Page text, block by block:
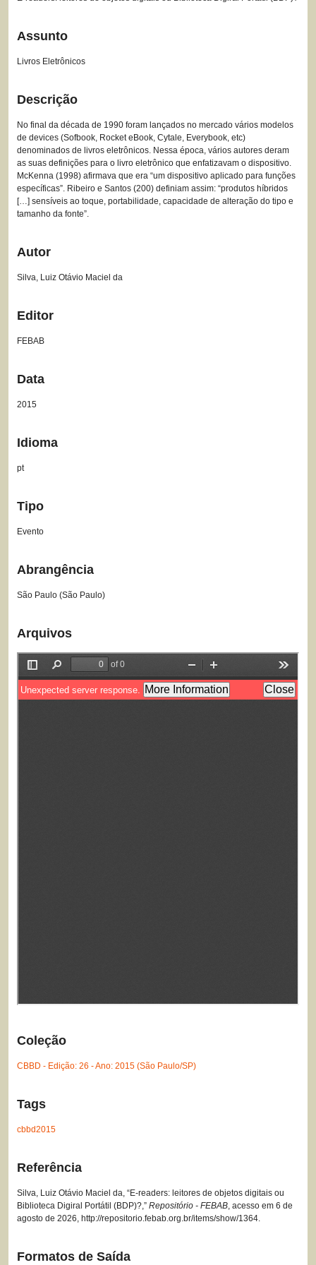
Assunto
Livros Eletrônicos
Descrição
No final da década de 1990 foram lançados no mercado vários modelos
de devices (Sofbook, Rocket eBook, Cytale, Everybook, etc)
denominados de livros eletrônicos. Nessa época, vários autores deram
as suas definições para o livro eletrônico que enfatizavam o dispositivo.
McKenna (1998) afirmava que era “um dispositivo aplicado para funções
específicas”. Ribeiro e Santos (200) definiam assim: “produtos híbridos
[…] sensíveis ao toque, portabilidade, capacidade de alteração do tipo e
tamanho da fonte”.
Autor
Silva, Luiz Otávio Maciel da
Editor
FEBAB
Data
2015
Idioma
pt
Tipo
Evento
Abrangência
São Paulo (São Paulo)
Arquivos
Coleção
CBBD - Edição: 26 - Ano: 2015 (São Paulo/SP)
Tags
cbbd2015
Referência
Silva, Luiz Otávio Maciel da, “E-readers: leitores de objetos digitais ou
Biblioteca Digiral Portátil (BDP)?,” Repositório - FEBAB, acesso em 6 de
agosto de 2026, http://repositorio.febab.org.br/items/show/1364.
Formatos de Saída